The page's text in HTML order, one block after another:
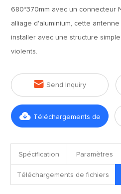
680*370mm avec un connecteur
alliage d'aluminium, cette
installer avec une structure
violents.
 Send Inquiry
 Téléchargements de
Spécification Paramètres
Téléchargements de fichiers